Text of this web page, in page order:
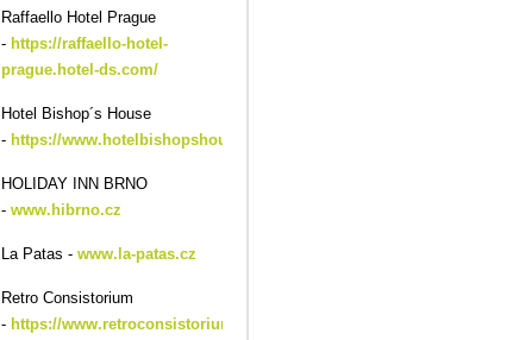
Raffaello Hotel Prague
- https://raffaello-hotel-
prague.hotel-ds.com/
Hotel Bishop´s House
- https://www.hotelbishopshouse.cz/
HOLIDAY INN BRNO
- www.hibrno.cz
La Patas - www.la-patas.cz
Retro Consistorium
- https://www.retroconsistorium.cz/